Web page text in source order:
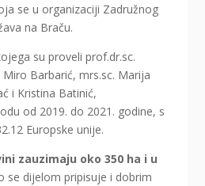
se u organizaciji Zadružnog
na Braču.
su proveli prof.dr.sc.
Barbarić, mrs.sc. Marija
i Kristina Batinić,
od 2019. do 2021. godine, s
Europske unije.
zauzimaju oko 350 ha i u
se dijelom pripisuje i dobrim